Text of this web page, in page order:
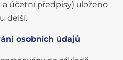
a účetní předpisy) uloženo
delší.
osobních údajů